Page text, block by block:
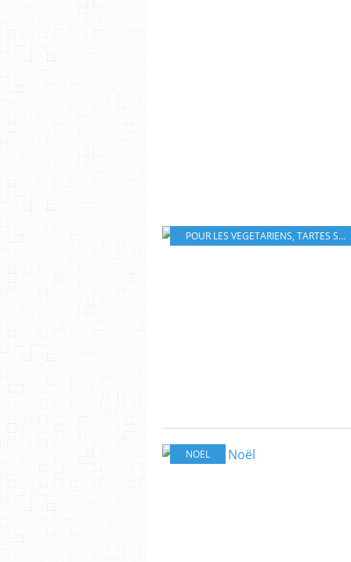
POUR LES VEGETARIENS, TARTES SALEES
NOEL